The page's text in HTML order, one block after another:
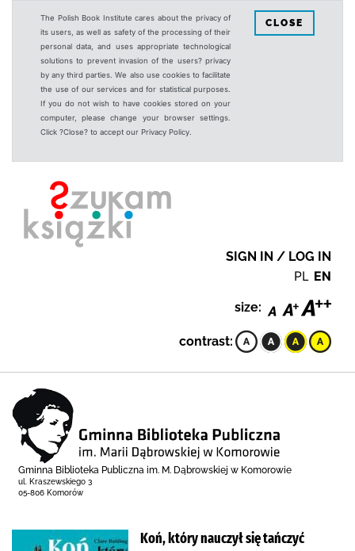
The Polish Book Institute cares about the privacy of
its users, as well as safety of the processing of their
personal data, and uses appropriate technological
solutions to prevent invasion of the users? privacy
by any third parties. We also use cookies to facilitate
the use of our services and for statistical purposes.
If you do not wish to have cookies stored on your
computer, please change your browser settings.
Click ?Close? to accept our Privacy Policy.
CLOSE
SIGN IN / LOG IN
PL EN
size:
contrast:
Gminna Biblioteka Publiczna im. M. Dąbrowskiej w Komorowie
ul. Kraszewskiego 3
05-806 Komorów
Koń, który nauczył się tańczyć